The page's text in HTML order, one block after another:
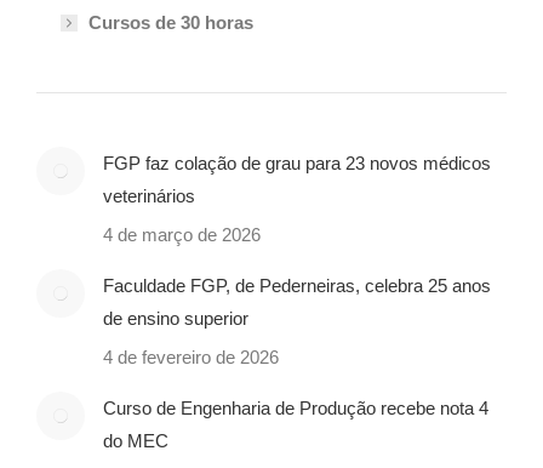
Cursos de 30 horas
FGP faz colação de grau para 23 novos médicos
veterinários
4 de março de 2026
Faculdade FGP, de Pederneiras, celebra 25 anos
de ensino superior
4 de fevereiro de 2026
Curso de Engenharia de Produção recebe nota 4
do MEC